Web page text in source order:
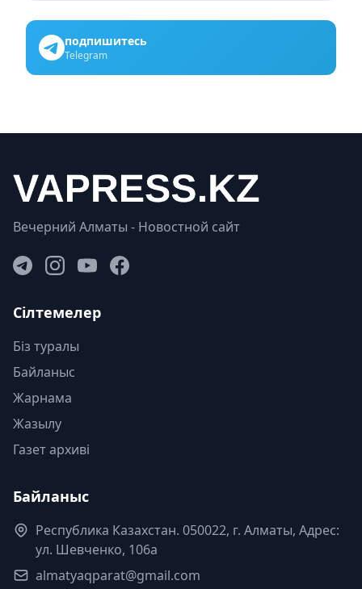
подпишитесь
Telegram
Вечерний Алматы - Новостной сайт
Сілтемелер
Біз туралы
Байланыс
Жарнама
Жазылу
Газет архиві
Байланыс
Республика Казахстан. 050022, г. Алматы, Адрес:
ул. Шевченко, 106а
almatyaqparat@gmail.com